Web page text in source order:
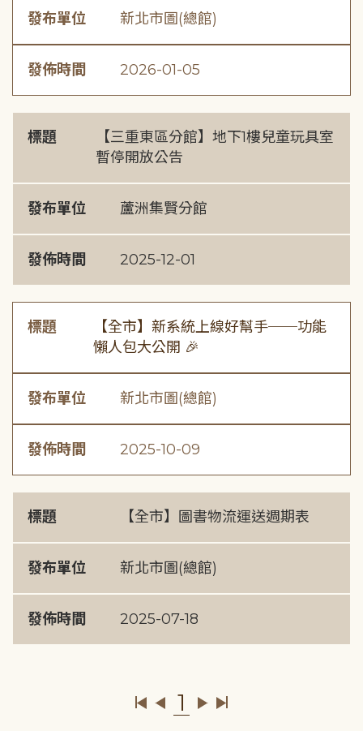
發布單位 新北市圖(總館)
發佈時間 2026-01-05
標題
【三重東區分館】地下1樓兒童玩具室
暫停開放公告
發布單位 蘆洲集賢分館
發佈時間 2025-12-01
標題
【全市】新系統上線好幫手──功能
懶人包大公開 🎉
發布單位 新北市圖(總館)
發佈時間 2025-10-09
標題 【全市】圖書物流運送週期表
發布單位 新北市圖(總館)
發佈時間 2025-07-18
1